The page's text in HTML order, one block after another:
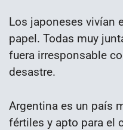
Los japoneses vivían
papel. Todas muy
fuera irresponsable
desastre.
Argentina es un país
fértiles y apto para el